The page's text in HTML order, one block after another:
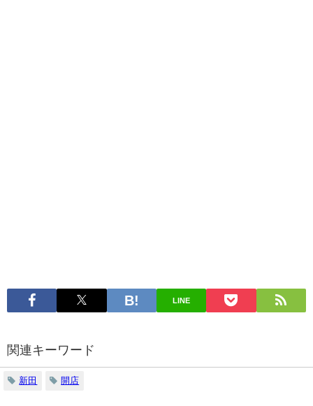
LINE
関連キーワード
新田 開店